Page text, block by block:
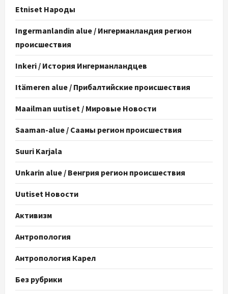
Etniset Народы
Ingermanlandin alue / Ингерманландия регион
происшествия
Inkeri / История Ингерманландцев
Itämeren alue / Прибалтийские происшествия
Maailman uutiset / Мировые Новости
Saaman-alue / Саамы регион происшествия
Suuri Karjala
Unkarin alue / Венгрия регион происшествия
Uutiset Новости
Активизм
Антропология
Антропология Карел
Без рубрики